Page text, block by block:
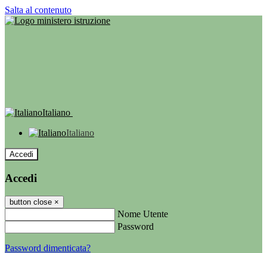
Salta al contenuto
Italiano
Italiano
Accedi
Accedi
button close ×
Nome Utente
Password
Password dimenticata?